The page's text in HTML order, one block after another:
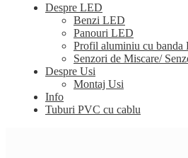
Despre LED
Benzi LED
Panouri LED
Profil aluminiu cu banda
Senzori de Miscare/
Despre Usi
Montaj Usi
Info
Tuburi PVC cu cablu